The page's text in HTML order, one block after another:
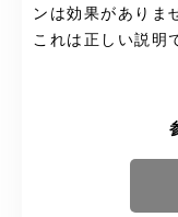
ンは効果がありま
これは正しい説明